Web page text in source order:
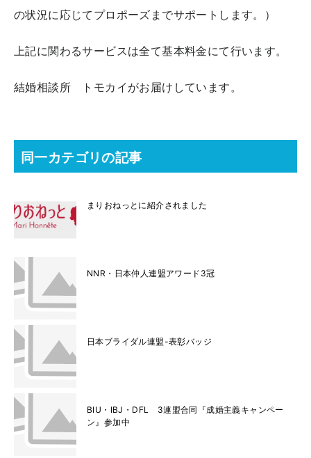
の状況に応じてプロポーズまでサポートします。）
上記に関わるサービスは全て基本料金にて行います。
結婚相談所 トモカイがお届けしています。
同一カテゴリの記事
まりおねっとに紹介されました
NNR・日本仲人連盟アワード3冠
日本ブライダル連盟-表彰バッジ
BIU・IBJ・DFL 3連盟合同『成婚主義キャンペー
ン』参加中